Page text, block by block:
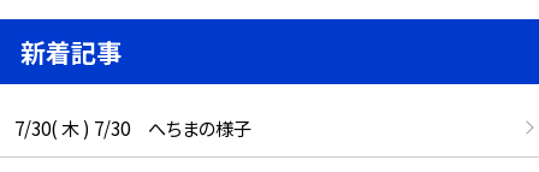
新着記事
7/30( 木 ) 7/30 へちまの様子